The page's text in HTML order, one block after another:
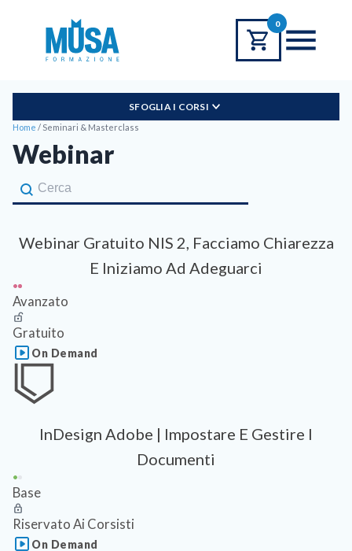
0
SFOGLIA I CORSI
Home / Seminari & Masterclass
Webinar
Cerca Corso
Search Content
Webinar Gratuito NIS 2, Facciamo Chiarezza
E Iniziamo Ad Adeguarci
Avanzato
Gratuito
On Demand
InDesign Adobe | Impostare E Gestire I
Documenti
Base
Riservato Ai Corsisti
On Demand